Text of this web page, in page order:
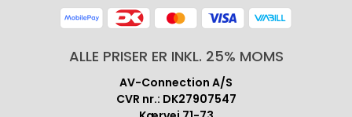
ALLE PRISER ER INKL. 25% MOMS
AV-Connection A/S
CVR nr.: DK27907547